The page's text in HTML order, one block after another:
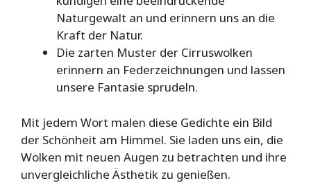
Naturgewalt an und erinnern uns an die
Kraft der Natur.
Die zarten Muster der Cirruswolken
erinnern an Federzeichnungen und lassen
unsere Fantasie sprudeln.
Mit jedem Wort malen diese Gedichte ein Bild
der Schönheit am Himmel. Sie laden uns ein, die
Wolken mit neuen Augen zu betrachten und ihre
unvergleichliche Ästhetik zu genießen.